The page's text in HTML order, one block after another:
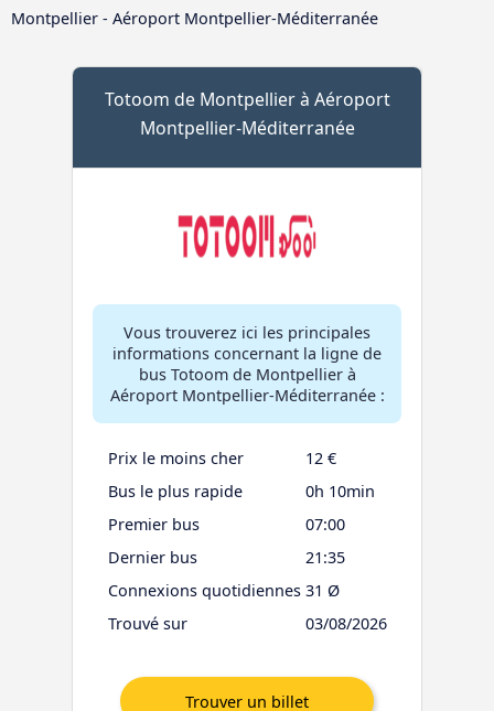
Montpellier - Aéroport Montpellier-Méditerranée
Totoom de Montpellier à Aéroport
Montpellier-Méditerranée
Vous trouverez ici les principales
informations concernant la ligne de
bus Totoom de Montpellier à
Aéroport Montpellier-Méditerranée :
Prix le moins cher
12 €
Bus le plus rapide
0h 10min
Premier bus
07:00
Dernier bus
21:35
Connexions quotidiennes 31 Ø
Trouvé sur
03/08/2026